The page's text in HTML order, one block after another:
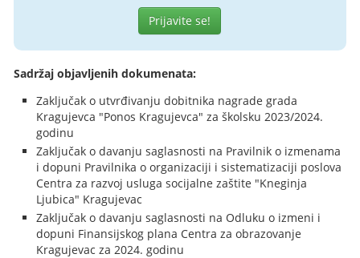
Prijavite se!
Sadržaj objavljenih dokumenata:
Zaključak o utvrđivanju dobitnika nagrade grada
Kragujevca "Ponos Kragujevca" za školsku 2023/2024.
godinu
Zaključak o davanju saglasnosti na Pravilnik o izmenama
i dopuni Pravilnika o organizaciji i sistematizaciji poslova
Centra za razvoj usluga socijalne zaštite "Kneginja
Ljubica" Kragujevac
Zaključak o davanju saglasnosti na Odluku o izmeni i
dopuni Finansijskog plana Centra za obrazovanje
Kragujevac za 2024. godinu